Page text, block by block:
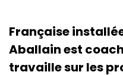
Française
Aballain est
travaille sur les